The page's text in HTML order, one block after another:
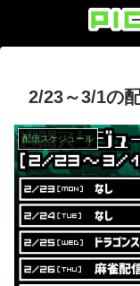
2/23～3/1の
配信スケジュール